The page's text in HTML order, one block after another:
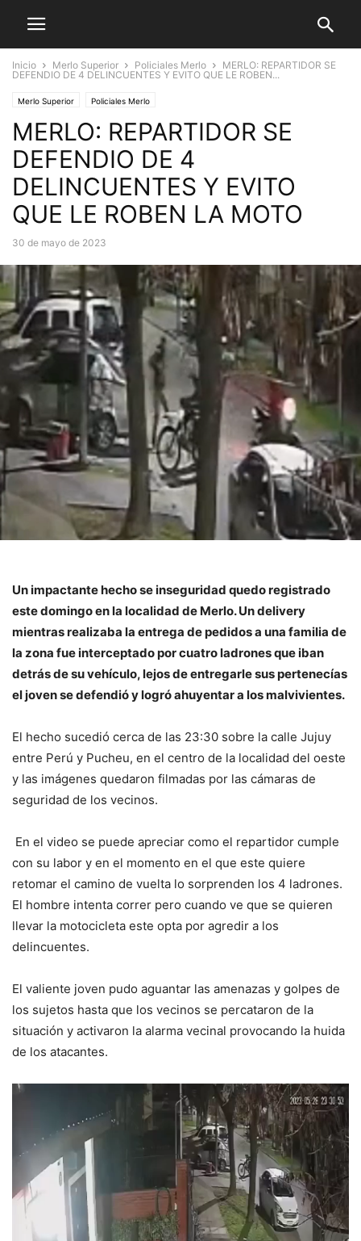
Inicio Merlo Superior Policiales Merlo
MERLO: REPARTIDOR SE
DEFENDIO DE 4 DELINCUENTES Y EVITO QUE LE ROBEN...
Merlo Superior Policiales Merlo
MERLO: REPARTIDOR SE
DEFENDIO DE 4
DELINCUENTES Y EVITO
QUE LE ROBEN LA MOTO
30 de mayo de 2023
Un impactante hecho se inseguridad quedo registrado
este domingo en la localidad de Merlo. Un delivery
mientras realizaba la entrega de pedidos a una familia de
la zona fue interceptado por cuatro ladrones que iban
detrás de su vehículo, lejos de entregarle sus pertenecías
el joven se defendió y logró ahuyentar a los malvivientes.
El hecho sucedió cerca de las 23:30 sobre la calle Jujuy
entre Perú y Pucheu, en el centro de la localidad del oeste
y las imágenes quedaron filmadas por las cámaras de
seguridad de los vecinos.
En el video se puede apreciar como el repartidor cumple
con su labor y en el momento en el que este quiere
retomar el camino de vuelta lo sorprenden los 4 ladrones.
El hombre intenta correr pero cuando ve que se quieren
llevar la motocicleta este opta por agredir a los
delincuentes.
El valiente joven pudo aguantar las amenazas y golpes de
los sujetos hasta que los vecinos se percataron de la
situación y activaron la alarma vecinal provocando la huida
de los atacantes.